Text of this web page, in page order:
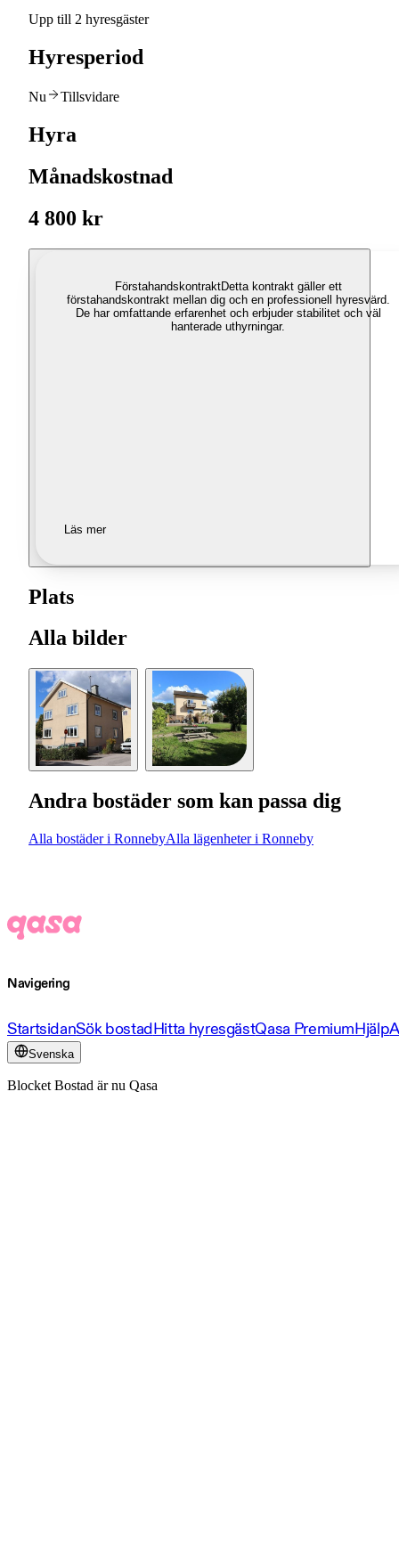
Upp till 2 hyresgäster
Hyresperiod
Nu Tillsvidare
Hyra
Månadskostnad
4 800 kr
FörstahandskontraktDetta kontrakt gäller ett
förstahandskontrakt mellan dig och en professionell hyresvärd.
De har omfattande erfarenhet och erbjuder stabilitet och väl
hanterade uthyrningar.
Läs mer
Plats
Alla bilder
Andra bostäder som kan passa dig
Alla bostäder i RonnebyAlla lägenheter i Ronneby
Navigering
StartsidanSök bostadHitta hyresgästQasa PremiumHjälp
Svenska
Blocket Bostad är nu Qasa